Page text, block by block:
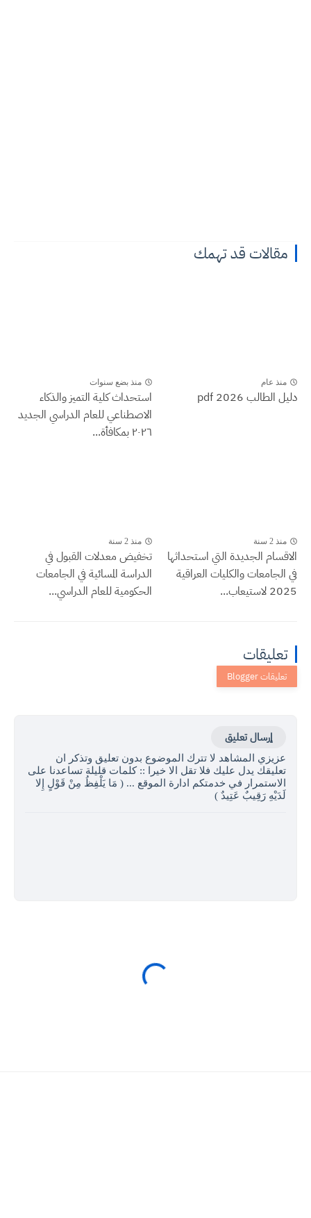
مقالات قد تهمك
منذ عام
دليل الطالب 2026 pdf
منذ بضع سنوات
استحداث كلية التميز والذكاء
الاصطناعي للعام الدراسي الجديد
٢٠٢٦ بمكافأة...
منذ 2 سنة
الاقسام الجديدة التي استحداثها
في الجامعات والكليات العراقية
2025 لاستيعاب...
منذ 2 سنة
تخفيض معدلات القبول في
الدراسة المسائية في الجامعات
الحكومية للعام الدراسي...
تعليقات
إرسال تعليق
عزيزي المشاهد لا تترك الموضوع بدون تعليق وتذكر ان
تعليقك يدل عليك فلا تقل الا خيرا :: كلمات قليلة تساعدنا على
الاستمرار في خدمتكم ادارة الموقع ... ( مَا يَلْفِظُ مِنْ قَوْلٍ إِلا
لَدَيْهِ رَقِيبٌ عَتِيدٌ )